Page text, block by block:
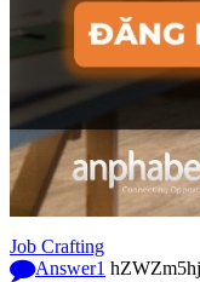
Job Crafting
Answer1